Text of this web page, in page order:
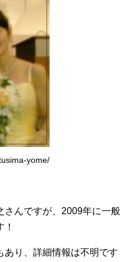
yome/
さんですが、2009年に一般
あり、詳細情報は不明です